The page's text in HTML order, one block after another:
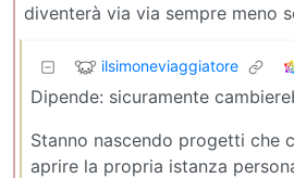
diventerà via via sempre meno
ilsimoneviaggiatore
Dipende: sicuramente
Stanno nascendo progetti che
aprire la propria istanza